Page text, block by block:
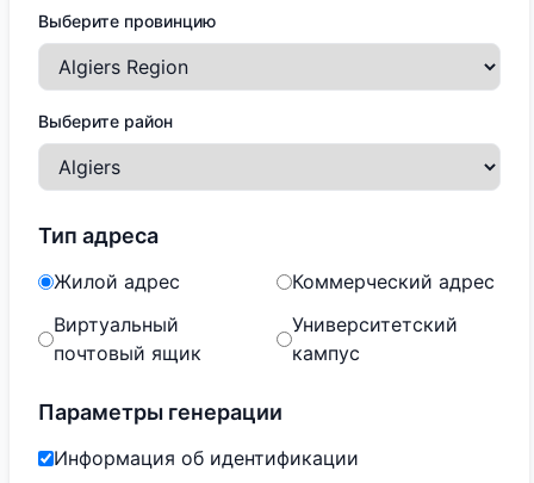
Выберите провинцию
Выберите район
Тип адреса
Жилой адрес
Коммерческий адрес
Виртуальный
почтовый ящик
Университетский
кампус
Параметры генерации
Информация об идентификации